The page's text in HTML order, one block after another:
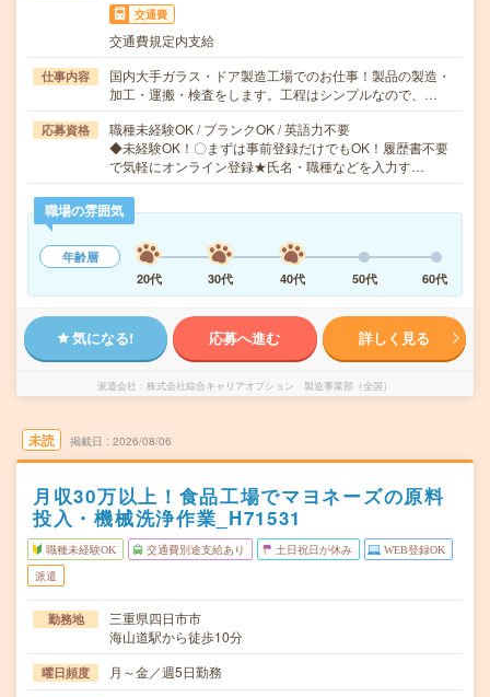
交通費
交通費規定内支給
仕事内容
国内大手ガラス・ドア製造工場でのお仕事！製品の製造・
加工・運搬・検査をします。工程はシンプルなので、…
応募資格
職種未経験OK / ブランクOK / 英語力不要
◆未経験OK！〇まずは事前登録だけでもOK！履歴書不要
で気軽にオンライン登録★氏名・職種などを入力す…
職場の雰囲気
年齢層
20代
30代 40代 50代 60代
気になる! 応募へ進む 詳しく見る
派遣会社 株式会社綜合キャリアオプション 製造事業部（全国）
未読 掲載日 2026/08/06
月収30万以上！食品工場でマヨネーズの原料
投入・機械洗浄作業_H71531
職種未経験OK 交通費別途支給あり 土日祝日が休み WEB登録OK
派遣
勤務地
三重県四日市市
海山道駅から徒歩10分
曜日頻度 月～金／週5日勤務